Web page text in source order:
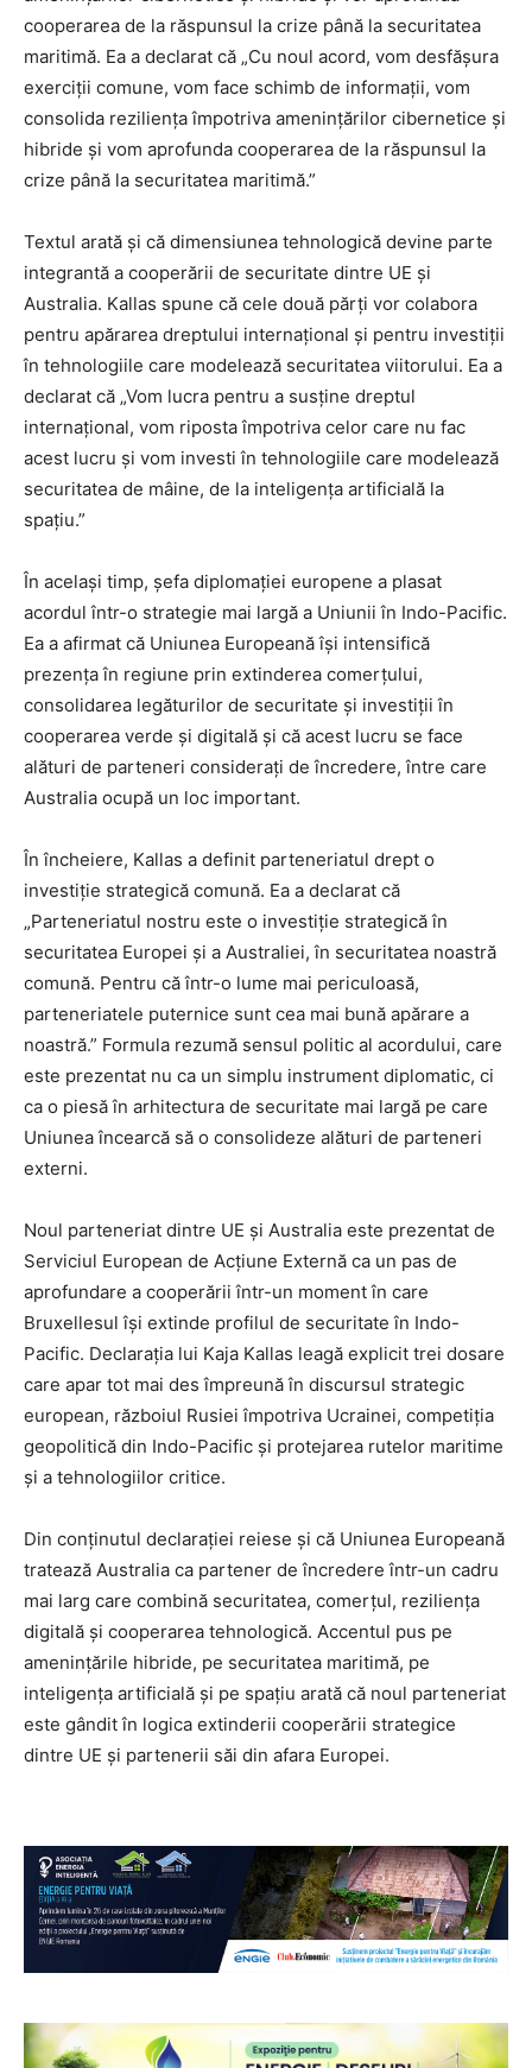
cooperarea de la răspunsul la crize până la securitatea
maritimă. Ea a declarat că „Cu noul acord, vom desfășura
exerciții comune, vom face schimb de informații, vom
consolida reziliența împotriva amenințărilor cibernetice și
hibride și vom aprofunda cooperarea de la răspunsul la
crize până la securitatea maritimă.”
Textul arată și că dimensiunea tehnologică devine parte
integrantă a cooperării de securitate dintre UE și
Australia. Kallas spune că cele două părți vor colabora
pentru apărarea dreptului internațional și pentru investiții
în tehnologiile care modelează securitatea viitorului. Ea a
declarat că „Vom lucra pentru a susține dreptul
internațional, vom riposta împotriva celor care nu fac
acest lucru și vom investi în tehnologiile care modelează
securitatea de mâine, de la inteligența artificială la
spațiu.”
În același timp, șefa diplomației europene a plasat
acordul într-o strategie mai largă a Uniunii în Indo-Pacific.
Ea a afirmat că Uniunea Europeană își intensifică
prezența în regiune prin extinderea comerțului,
consolidarea legăturilor de securitate și investiții în
cooperarea verde și digitală și că acest lucru se face
alături de parteneri considerați de încredere, între care
Australia ocupă un loc important.
În încheiere, Kallas a definit parteneriatul drept o
investiție strategică comună. Ea a declarat că
„Parteneriatul nostru este o investiție strategică în
securitatea Europei și a Australiei, în securitatea noastră
comună. Pentru că într-o lume mai periculoasă,
parteneriatele puternice sunt cea mai bună apărare a
noastră.” Formula rezumă sensul politic al acordului, care
este prezentat nu ca un simplu instrument diplomatic, ci
ca o piesă în arhitectura de securitate mai largă pe care
Uniunea încearcă să o consolideze alături de parteneri
externi.
Noul parteneriat dintre UE și Australia este prezentat de
Serviciul European de Acțiune Externă ca un pas de
aprofundare a cooperării într-un moment în care
Bruxellesul își extinde profilul de securitate în Indo-
Pacific. Declarația lui Kaja Kallas leagă explicit trei dosare
care apar tot mai des împreună în discursul strategic
european, războiul Rusiei împotriva Ucrainei, competiția
geopolitică din Indo-Pacific și protejarea rutelor maritime
și a tehnologiilor critice.
Din conținutul declarației reiese și că Uniunea Europeană
tratează Australia ca partener de încredere într-un cadru
mai larg care combină securitatea, comerțul, reziliența
digitală și cooperarea tehnologică. Accentul pus pe
amenințările hibride, pe securitatea maritimă, pe
inteligența artificială și pe spațiu arată că noul parteneriat
este gândit în logica extinderii cooperării strategice
dintre UE și partenerii săi din afara Europei.